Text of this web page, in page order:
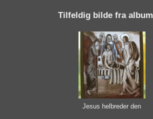
Tilfeldig bilde fra album
Jesus helbreder den